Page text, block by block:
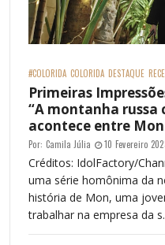
#COLORIDA COLORIDA DESTAQUE
Primeiras
“A montanha russa
acontece entre
Por: Camila Júlia 10 Fevereiro
Créditos: IdolFactory/
uma série homônima da
história de Mon, uma
trabalhar na empresa da